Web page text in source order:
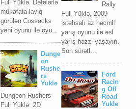
Rally
Full Yüklə, 2009
istehsalı az həcmli
yarış oyunu ilə əsl
yarış həzzi yaşayın.
Son sürətl...
Ford
Racin
g Off
Road
Yukle
Full Yüklə Dəfələrlə
mükafata layiq
görülən Cossacks
yeni oyunu ilə oyu...
Dunge
on
Rushe
rs
Yukle
Dungeon Rushers
Full Yüklə 2D